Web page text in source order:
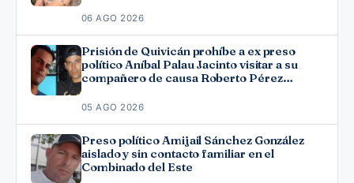
06 AGO 2026
Prisión de Quivicán prohíbe a ex preso
político Aníbal Palau Jacinto visitar a su
compañero de causa Roberto Pérez
05 AGO 2026
Preso político Amijail Sánchez González
aislado y sin contacto familiar en el
Combinado del Este